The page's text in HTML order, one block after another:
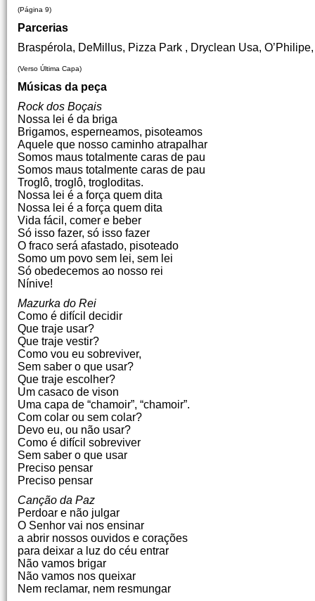
(Página 9)
Parcerias
Braspérola, DeMillus, Pizza Park , Dryclean Usa,
(Verso Última Capa)
Músicas da peça
Rock dos Boçais
Nossa lei é da briga
Brigamos, esperneamos, pisoteamos
Aquele que nosso caminho atrapalhar
Somos maus totalmente caras de pau
Somos maus totalmente caras de pau
Troglô, troglô, trogloditas.
Nossa lei é a força quem dita
Nossa lei é a força quem dita
Vida fácil, comer e beber
Só isso fazer, só isso fazer
O fraco será afastado, pisoteado
Somo um povo sem lei, sem lei
Só obedecemos ao nosso rei
Nínive!
Mazurka do Rei
Como é difícil decidir
Que traje usar?
Que traje vestir?
Como vou eu sobreviver,
Sem saber o que usar?
Que traje escolher?
Um casaco de vison
Uma capa de “chamoir”, “chamoir”.
Com colar ou sem colar?
Devo eu, ou não usar?
Como é difícil sobreviver
Sem saber o que usar
Preciso pensar
Preciso pensar
Canção da Paz
Perdoar e não julgar
O Senhor vai nos ensinar
a abrir nossos ouvidos e corações
para deixar a luz do céu entrar
Não vamos brigar
Não vamos nos queixar
Nem reclamar, nem resmungar